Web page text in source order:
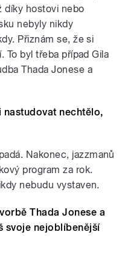
díky hostovi nebo
nebyly nikdy
Přiznám se, že si
To byl třeba případ Gila
Thada Jonese a
nastudovat nechtělo,
Nakonec, jazzmanů
program za rok.
nebudu vystaven.
Thada Jonese a
svoje nejoblíbenější